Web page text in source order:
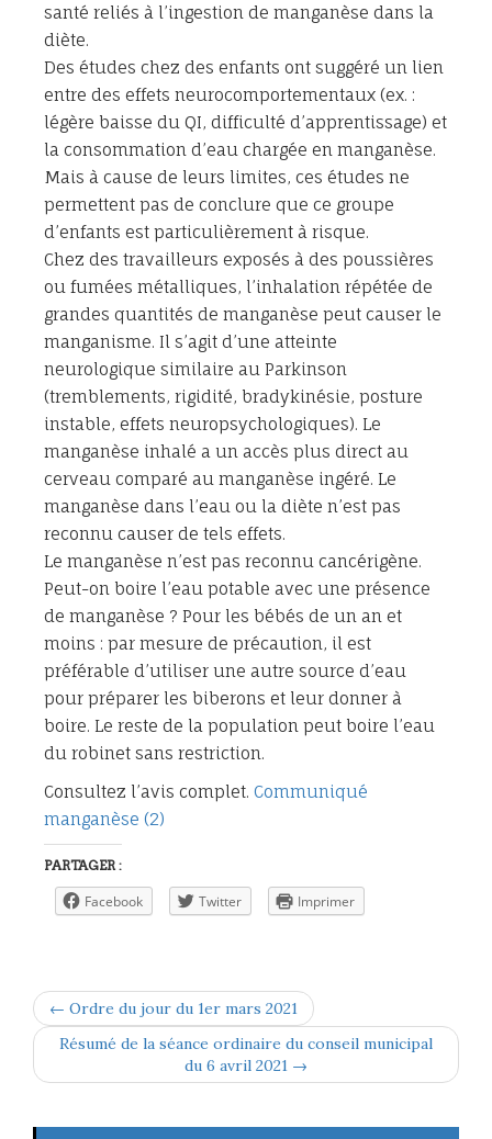
santé reliés à l’ingestion de manganèse dans la
diète.
Des études chez des enfants ont suggéré un lien
entre des effets neurocomportementaux (ex. :
légère baisse du QI, difficulté d’apprentissage) et
la consommation d’eau chargée en manganèse.
Mais à cause de leurs limites, ces études ne
permettent pas de conclure que ce groupe
d’enfants est particulièrement à risque.
Chez des travailleurs exposés à des poussières
ou fumées métalliques, l’inhalation répétée de
grandes quantités de manganèse peut causer le
manganisme. Il s’agit d’une atteinte
neurologique similaire au Parkinson
(tremblements, rigidité, bradykinésie, posture
instable, effets neuropsychologiques). Le
manganèse inhalé a un accès plus direct au
cerveau comparé au manganèse ingéré. Le
manganèse dans l’eau ou la diète n’est pas
reconnu causer de tels effets.
Le manganèse n’est pas reconnu cancérigène.
Peut-on boire l’eau potable avec une présence
de manganèse ? Pour les bébés de un an et
moins : par mesure de précaution, il est
préférable d’utiliser une autre source d’eau
pour préparer les biberons et leur donner à
boire. Le reste de la population peut boire l’eau
du robinet sans restriction.
Consultez l’avis complet. Communiqué
manganèse (2)
PARTAGER :
Facebook Twitter Imprimer
← Ordre du jour du 1er mars 2021
Résumé de la séance ordinaire du conseil municipal
du 6 avril 2021 →